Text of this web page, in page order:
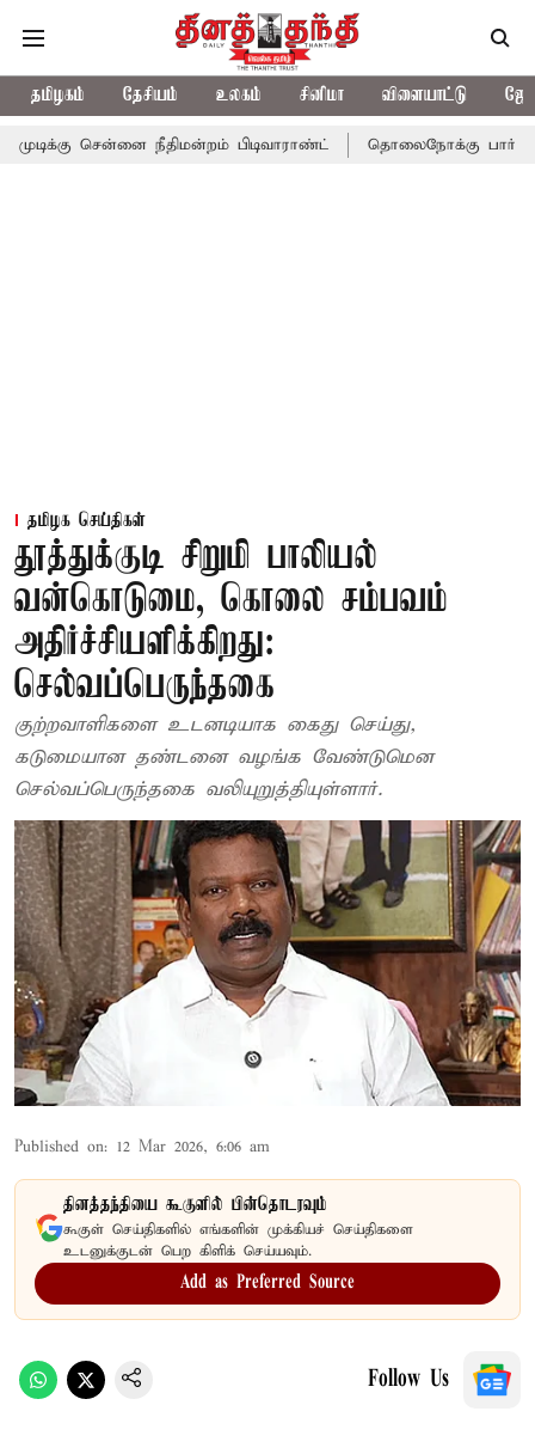
தமிழகம் தேசியம் உலகம் சினிமா விளையாட்டு
நீதிமன்றம் பிடிவாராண்ட் தொலைநோக்கு பார்வையுடன்
தமிழக செய்திகள்
தூத்துக்குடி சிறுமி பாலியல்
வன்கொடுமை, கொலை சம்பவம்
அதிர்ச்சியளிக்கிறது:
செல்வப்பெருந்தகை
குற்றவாளிகளை உடனடியாக கைது செய்து,
கடுமையான தண்டனை வழங்க வேண்டுமென
செல்வப்பெருந்தகை வலியுறுத்தியுள்ளார்.
Published on: 12 Mar 2026, 6:06 am
தினத்தந்தியை கூகுளில் பின்தொடரவும்
கூகுள் செய்திகளில் எங்களின் முக்கியச் செய்திகளை
உடனுக்குடன் பெற கிளிக் செய்யவும்.
Add as Preferred Source
Follow Us